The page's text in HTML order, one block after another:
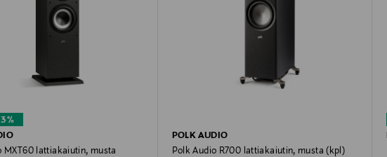
MXT60 lattiakaiutin, musta
POLK AUDIO
Polk Audio R700 lattiakaiutin, musta (kpl)